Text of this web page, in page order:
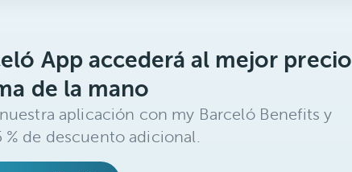
App accederá al mejor precio
de la mano
aplicación con my Barceló Benefits y
de descuento adicional.